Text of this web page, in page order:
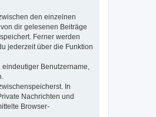
den einzelnen
dir gelesenen Beiträge
Ferner werden
jederzeit über die Funktion
Benutzername,
In
Nachrichten und
Browser-